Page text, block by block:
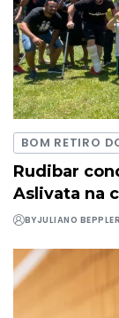
BOM RETIRO
Rudibar
Aslivata na
BYJULIANO